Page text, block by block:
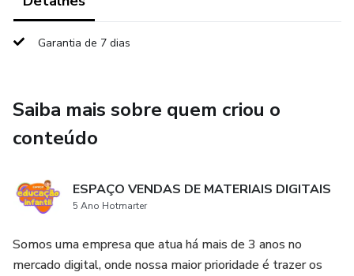
Recurso Fichas silábicas
Livrinho para colorir
Garantia de 7 dias
Saiba mais sobre quem criou o
conteúdo
ESPAÇO VENDAS DE MATERIAIS DIGITAIS
5 Ano Hotmarter
Somos uma empresa que atua há mais de 3 anos no
mercado digital, onde nossa maior prioridade é trazer os